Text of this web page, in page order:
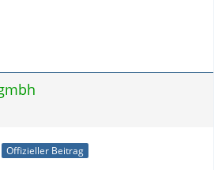
Offizieller Beitrag